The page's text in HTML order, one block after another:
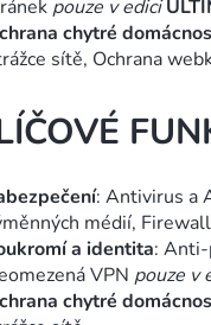
pouze v edici
chytré
sítě, Ochrana
: Antivirus a
médií,
a identita: Anti-
VPN pouze v
chytré